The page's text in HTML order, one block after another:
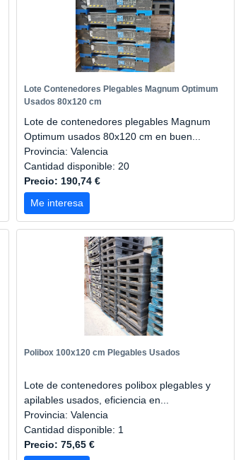
Lote Contenedores Plegables Magnum Optimum
Usados 80x120 cm
Lote de contenedores plegables Magnum
Optimum usados 80x120 cm en buen...
Provincia: Valencia
Cantidad disponible: 20
Precio: 190,74 €
Me interesa
Polibox 100x120 cm Plegables Usados
Lote de contenedores polibox plegables y
apilables usados, eficiencia en...
Provincia: Valencia
Cantidad disponible: 1
Precio: 75,65 €